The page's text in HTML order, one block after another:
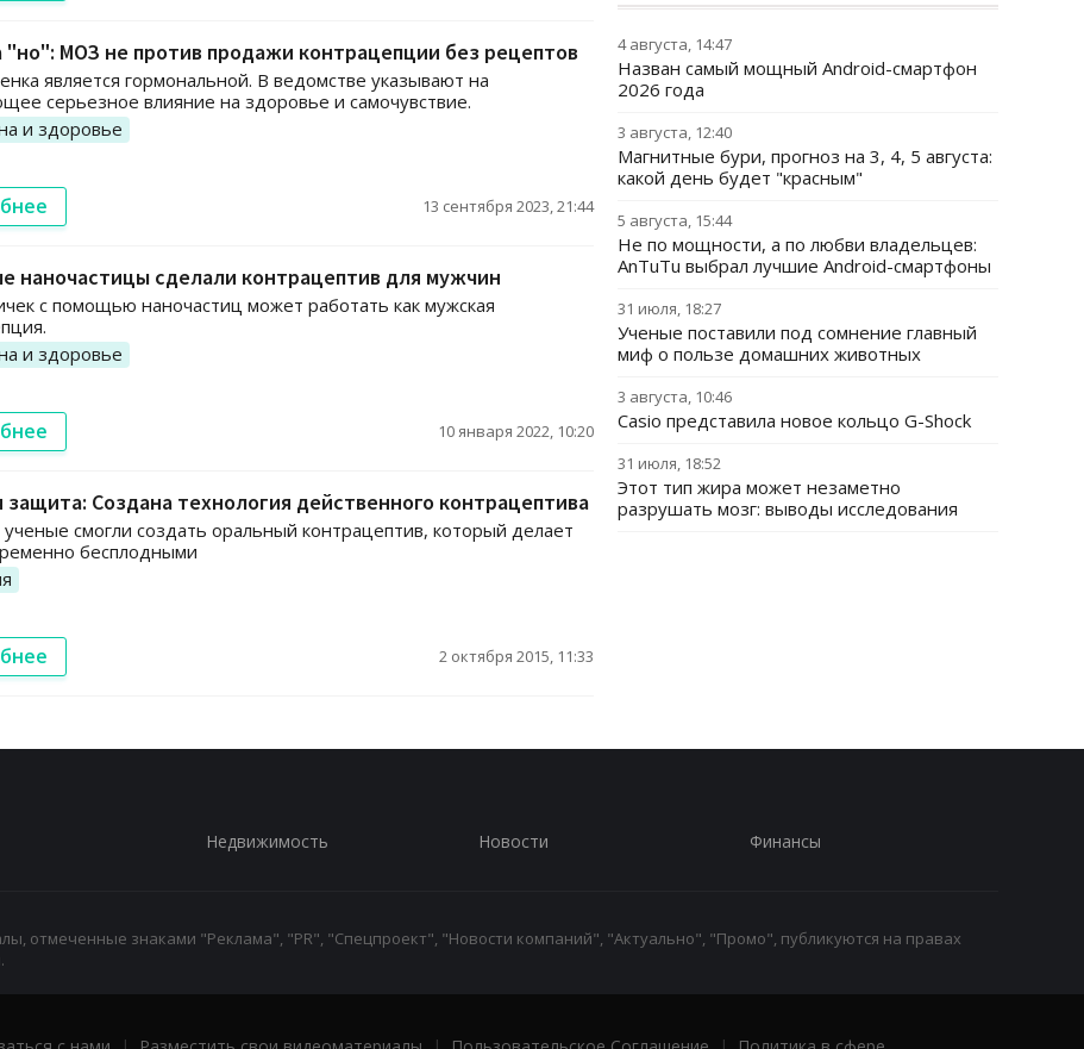
"но": МОЗ не против продажи контрацепции без рецептов
является гормональной. В ведомстве указывают на
серьезное влияние на здоровье и самочувствие.
и здоровье
13 сентября 2023, 21:44
наночастицы сделали контрацептив для мужчин
с помощью наночастиц может работать как мужская
и здоровье
10 января 2022, 10:20
защита: Создана технология действенного контрацептива
ученые смогли создать оральный контрацептив, который делает
бесплодными
2 октября 2015, 11:33
4 августа, 14:47
Назван самый мощный Android-смартфон
2026 года
3 августа, 12:40
Магнитные бури, прогноз на 3, 4, 5 августа:
какой день будет "красным"
5 августа, 15:44
Не по мощности, а по любви владельцев:
AnTuTu выбрал лучшие Android-смартфоны
31 июля, 18:27
Ученые поставили под сомнение главный
миф о пользе домашних животных
3 августа, 10:46
Casio представила новое кольцо G-Shock
31 июля, 18:52
Этот тип жира может незаметно
разрушать мозг: выводы исследования
Недвижимость Новости Финансы
отмеченные знаками "Реклама", "PR", "Спецпроект", "Новости компаний", "Актуально", "Промо", публикуются на правах